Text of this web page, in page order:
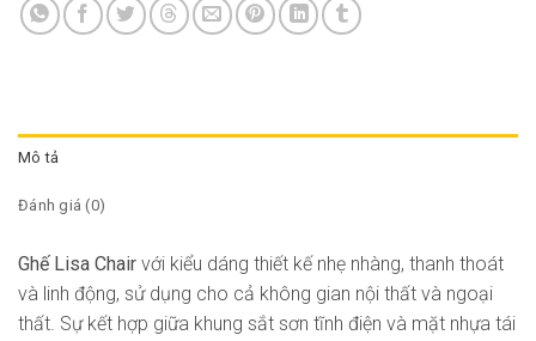
Mô tả
Đánh giá (0)
Ghế Lisa Chair với kiểu dáng thiết kế nhẹ nhàng, thanh thoát
và linh động, sử dụng cho cả không gian nội thất và ngoại
thất. Sự kết hợp giữa khung sắt sơn tĩnh điện và mặt nhựa tái